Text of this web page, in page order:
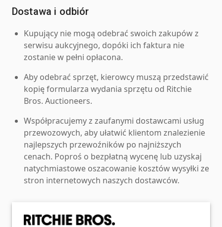
Dostawa i odbiór
Kupujący nie mogą odebrać swoich zakupów z
serwisu aukcyjnego, dopóki ich faktura nie
zostanie w pełni opłacona.
Aby odebrać sprzęt, kierowcy muszą przedstawić
kopię formularza wydania sprzętu od Ritchie
Bros. Auctioneers.
Współpracujemy z zaufanymi dostawcami usług
przewozowych, aby ułatwić klientom znalezienie
najlepszych przewoźników po najniższych
cenach. Poproś o bezpłatną wycenę lub uzyskaj
natychmiastowe oszacowanie kosztów wysyłki ze
stron internetowych naszych dostawców.